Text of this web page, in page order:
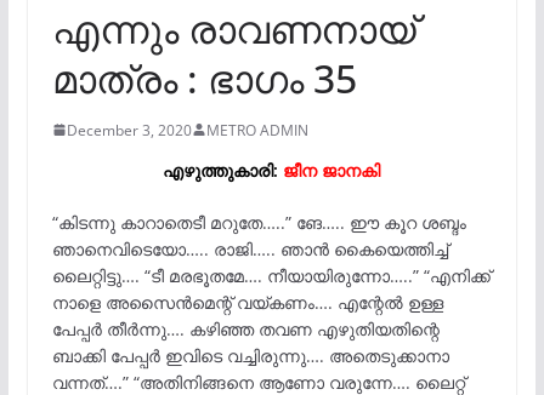
എന്നും രാവണനായ്
മാത്രം : ഭാഗം 35
December 3, 2020 METRO ADMIN
എഴുത്തുകാരി: ജീന ജാനകി
“കിടന്നു കാറാതെടീ മറുതേ…..” ങേ….. ഈ കൂറ ശബ്ദം
ഞാനെവിടെയോ….. രാജി….. ഞാൻ കൈയെത്തിച്ച്
ലൈറ്റിട്ടു…. “ടീ മരഭൂതമേ…. നീയായിരുന്നോ…..” “എനിക്ക്
നാളെ അസൈൻമെന്റ് വയ്കണം…. എന്റേൽ ഉള്ള
പേപ്പർ തീർന്നു…. കഴിഞ്ഞ തവണ എഴുതിയതിന്റെ
ബാക്കി പേപ്പർ ഇവിടെ വച്ചിരുന്നു…. അതെടുക്കാനാ
വന്നത്….” “അതിനിങ്ങനെ ആണോ വരുന്നേ…. ലൈറ്റ്